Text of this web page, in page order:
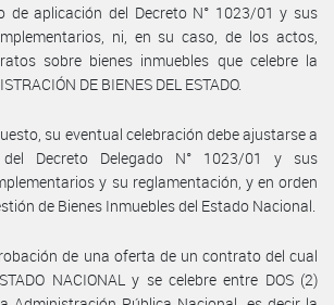
de aplicación del Decreto N° 1023/01 y sus
ni, en su caso, de los actos,
sobre bienes inmuebles que celebre la
DE BIENES DEL ESTADO.
su eventual celebración debe ajustarse a
del Decreto Delegado N° 1023/01 y sus
y su reglamentación, y en orden
de Bienes Inmuebles del Estado Nacional.
de una oferta de un contrato del cual
NACIONAL y se celebre entre DOS (2)